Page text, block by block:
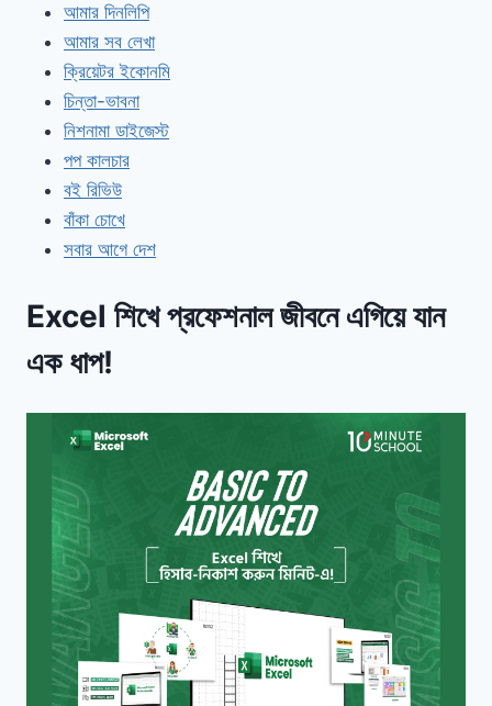
আমার দিনলিপি
আমার সব লেখা
ক্রিয়েটর ইকোনমি
চিন্তা-ভাবনা
নিশনামা ডাইজেস্ট
পপ কালচার
বই রিভিউ
বাঁকা চোখে
সবার আগে দেশ
Excel শিখে প্রফেশনাল জীবনে এগিয়ে যান
এক ধাপ!